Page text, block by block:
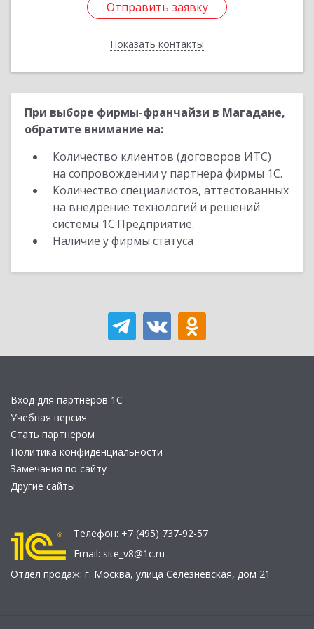
Отправить заявку
Показать контакты
Отправить заявку
Назад
При выборе фирмы-франчайзи в Магадане,
обратите внимание на:
Количество клиентов (договоров ИТС)
на сопровождении у партнера фирмы 1С.
Количество специалистов, аттестованных
на внедрение технологий и решений
системы 1С:Предприятие.
Наличие у фирмы статуса
Вход для партнеров 1С
Учебная версия
Стать партнером
Политика конфиденциальности
Замечания по сайту
Другие сайты
Телефон: +7 (495) 737-92-57
Email: site_v8@1c.ru
Отдел продаж: г. Москва, улица Селезнёвская, дом 21